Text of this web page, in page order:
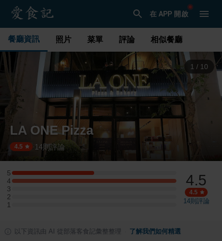
在 APP 開啟
餐廳資訊 照片 菜單 評論 相似餐廳
2 / 10
LA ONE Pizza
4.5 14則評論
5
5 星：2 則評論
4
4 星：4 則評論
3
3 星：0 則評論
2
2 星：0 則評論
1
1 星：0 則評論
4.5
4.5
14則評論
以下資訊由 AI 從部落客食記彙整整理 了解我們如何精選